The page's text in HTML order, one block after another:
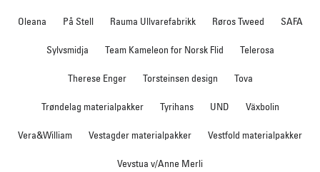
Oleana På Stell Rauma Ullvarefabrikk Røros Tweed SAFA
Sylvsmidja Team Kameleon for Norsk Flid Telerosa
Therese Enger Torsteinsen design Tova
Trøndelag materialpakker Tyrihans UND Växbolin
Vera&William Vestagder materialpakker Vestfold materialpakker
Vevstua v/Anne Merli